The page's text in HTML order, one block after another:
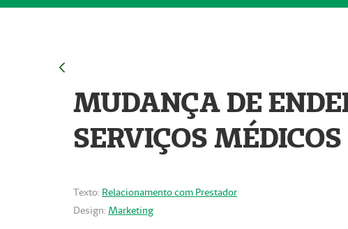
MUDANÇA DE
SERVIÇOS
Texto: Relacionamento com Prestador
Design: Marketing